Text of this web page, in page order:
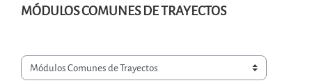
MÓDULOS COMUNES DE TRAYECTOS
Categorías